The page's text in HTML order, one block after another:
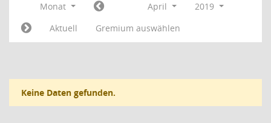
Monat April
2019
Aktuell
Gremium auswählen
Keine Daten gefunden.